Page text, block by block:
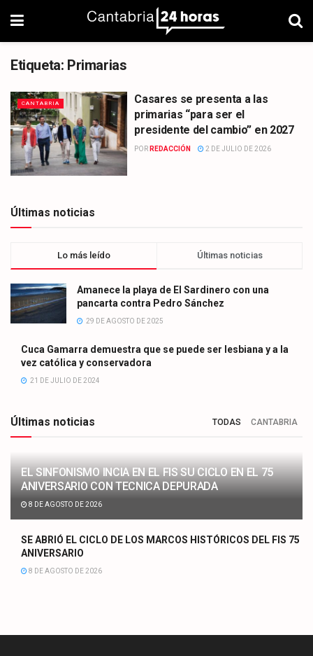
Etiqueta: Primarias
CANTABRIA
Casares se presenta a las
primarias “para ser el
presidente del cambio” en 2027
POR REDACCIÓN 2 DE JULIO DE 2026
Últimas noticias
Lo más leído Últimas noticias
Amanece la playa de El Sardinero con una
pancarta contra Pedro Sánchez
29 DE AGOSTO DE 2025
Cuca Gamarra demuestra que se puede ser lesbiana y a la
vez católica y conservadora
21 DE JULIO DE 2024
Últimas noticias TODAS CANTABRIA
EL SINFONISMO INCIA EN EL FIS SU CICLO EN EL 75
ANIVERSARIO CON TECNICA DEPURADA
8 DE AGOSTO DE 2026
SE ABRIÓ EL CICLO DE LOS MARCOS HISTÓRICOS DEL FIS 75
ANIVERSARIO
8 DE AGOSTO DE 2026